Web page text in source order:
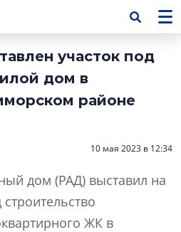
участок под
дом в
районе
10 мая 2023 в 12:34
дом (РАД) выставил на
ЖК в